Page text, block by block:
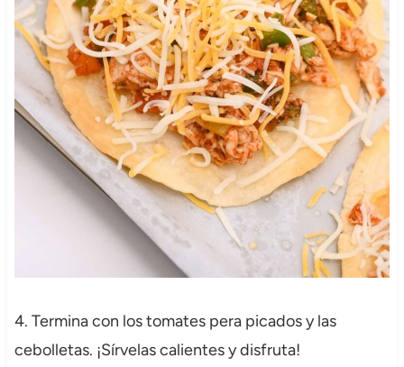
4. Termina con los tomates pera picados y las
cebolletas. ¡Sírvelas calientes y disfruta!